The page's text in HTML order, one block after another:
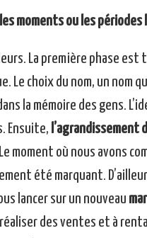
moments ou les périodes
La première phase
Le choix du nom, un nom
la mémoire des gens.
Ensuite, l’agrandissement
moment où nous avons
été marquant.
lancer sur un nouveau
des ventes et à